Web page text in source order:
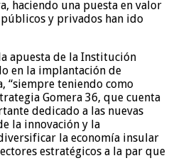
haciendo una puesta en valor
y privados han ido
apuesta de la Institución
en la implantación de
“siempre teniendo como
Gomera 36, que cuenta
dedicado a las nuevas
la innovación y la
la economía insular
estratégicos a la par que